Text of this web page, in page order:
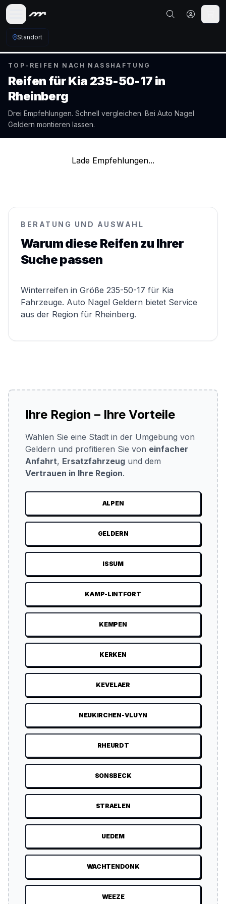
Standort
TOP-REIFEN NACH NASSHAFTUNG
Reifen fürKia 235-50-17 in
Rheinberg
Drei Empfehlungen. Schnell vergleichen. Bei Auto Nagel
Geldern montieren lassen.
Lade Empfehlungen...
BERATUNG UND AUSWAHL
Warum diese Reifen zu Ihrer
Suche passen
Winterreifen in Größe 235-50-17 für Kia
Fahrzeuge. Auto Nagel Geldern bietet Service
aus der Region für Rheinberg.
Ihre Region – Ihre Vorteile
Wählen Sie eine Stadt in der Umgebung von
Geldern und profitieren Sie von einfacher
Anfahrt, Ersatzfahrzeug und dem
Vertrauen in Ihre Region.
ALPEN
GELDERN
ISSUM
KAMP-LINTFORT
KEMPEN
KERKEN
KEVELAER
NEUKIRCHEN-VLUYN
RHEURDT
SONSBECK
STRAELEN
UEDEM
WACHTENDONK
WEEZE